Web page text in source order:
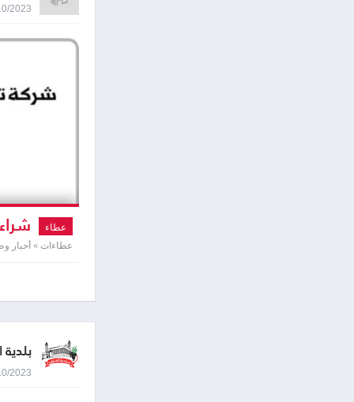
04/10/2023
عطاء
عطاءات » أحبار
بلدية
04/10/2023